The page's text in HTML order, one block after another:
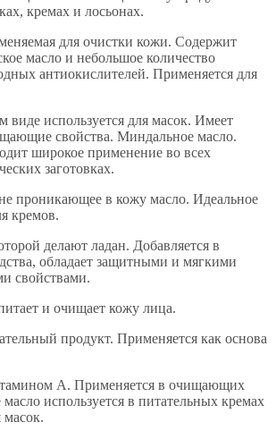
кремах и лосьонах.
для очистки кожи. Содержит
масло и небольшое количество
антиокислителей. Применяется для
используется для масок. Имеет
свойства. Миндальное масло.
широкое применение во всех
заготовках.
проникающее в кожу масло. Идеальное
кремов.
делают ладан. Добавляется в
обладает защитными и мягкими
свойствами.
и очищает кожу лица.
продукт. Применяется как основа
А. Применяется в очищающих
используется в питательных кремах
масок.